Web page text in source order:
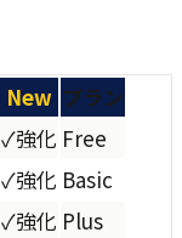
New プラン
✓強化 Free
✓強化 Basic
✓強化 Plus